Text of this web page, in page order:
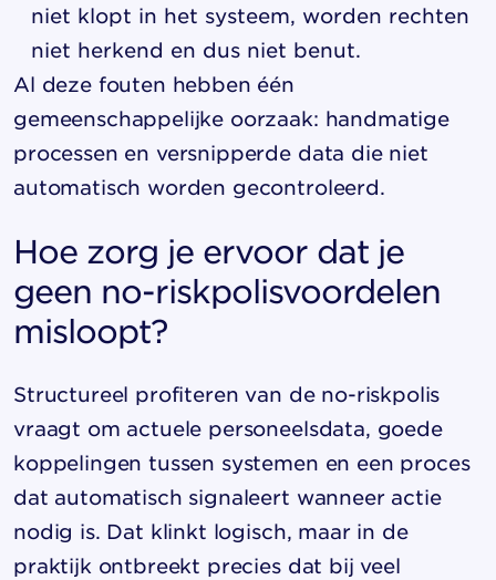
niet klopt in het systeem, worden rechten
niet herkend en dus niet benut.
Al deze fouten hebben één
gemeenschappelijke oorzaak: handmatige
processen en versnipperde data die niet
automatisch worden gecontroleerd.
Hoe zorg je ervoor dat je
geen no-riskpolisvoordelen
misloopt?
Structureel profiteren van de no-riskpolis
vraagt om actuele personeelsdata, goede
koppelingen tussen systemen en een proces
dat automatisch signaleert wanneer actie
nodig is. Dat klinkt logisch, maar in de
praktijk ontbreekt precies dat bij veel